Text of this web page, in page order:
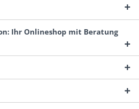
Ihr Onlineshop mit Beratung